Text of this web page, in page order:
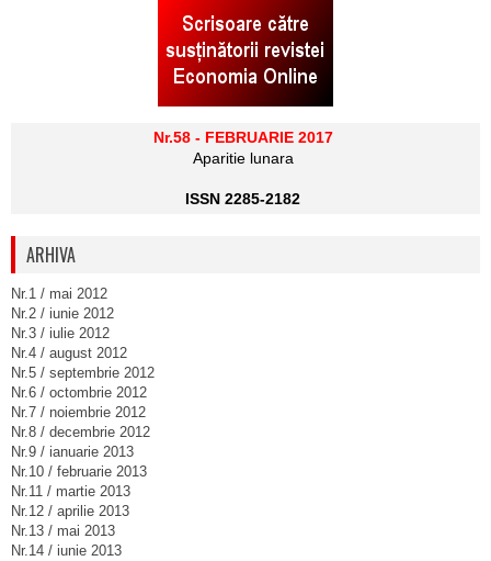
Nr.58 - FEBRUARIE 2017
Aparitie lunara
ISSN 2285-2182
ARHIVA
Nr.1 / mai 2012
Nr.2 / iunie 2012
Nr.3 / iulie 2012
Nr.4 / august 2012
Nr.5 / septembrie 2012
Nr.6 / octombrie 2012
Nr.7 / noiembrie 2012
Nr.8 / decembrie 2012
Nr.9 / ianuarie 2013
Nr.10 / februarie 2013
Nr.11 / martie 2013
Nr.12 / aprilie 2013
Nr.13 / mai 2013
Nr.14 / iunie 2013